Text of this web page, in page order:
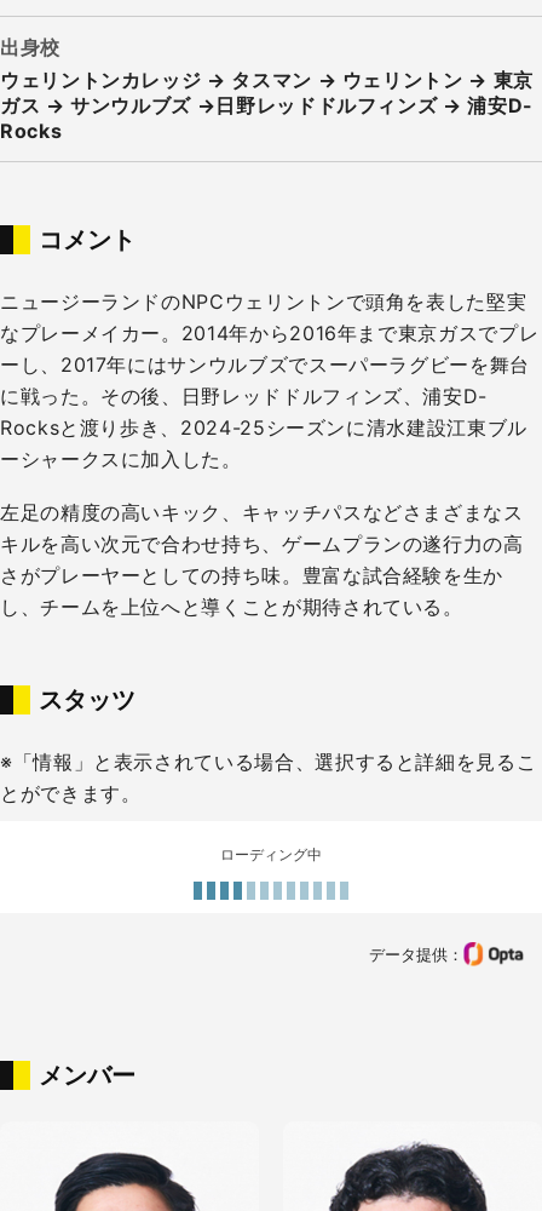
出身校
ウェリントンカレッジ → タスマン → ウェリントン → 東京
ガス → サンウルブズ →日野レッドドルフィンズ → 浦安D-
Rocks
コメント
ニュージーランドのNPCウェリントンで頭角を表した堅実
なプレーメイカー。2014年から2016年まで東京ガスでプレ
ーし、2017年にはサンウルブズでスーパーラグビーを舞台
に戦った。その後、日野レッドドルフィンズ、浦安D-
Rocksと渡り歩き、2024-25シーズンに清水建設江東ブル
ーシャークスに加入した。
左足の精度の高いキック、キャッチパスなどさまざまなス
キルを高い次元で合わせ持ち、ゲームプランの遂行力の高
さがプレーヤーとしての持ち味。豊富な試合経験を生か
し、チームを上位へと導くことが期待されている。
スタッツ
※「情報」と表示されている場合、選択すると詳細を見るこ
とができます。
ローディング中
データ提供：
メンバー